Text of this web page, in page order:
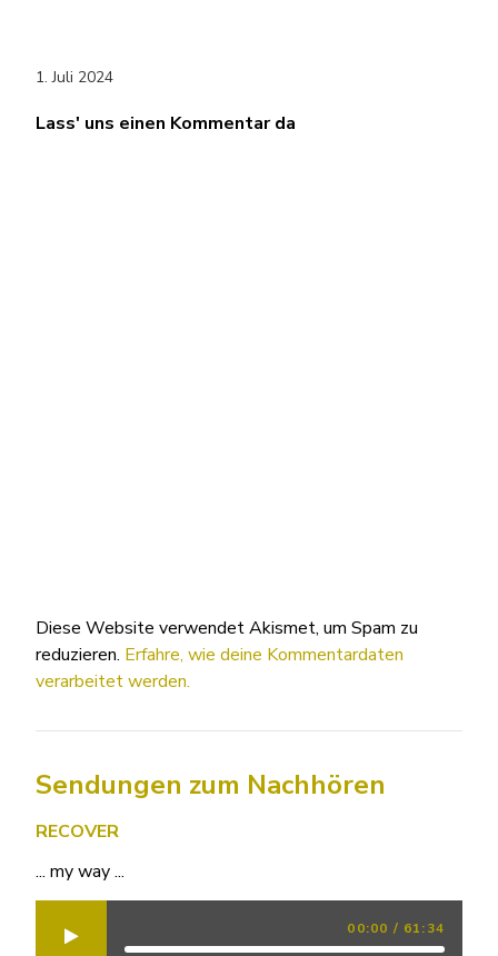
1. Juli 2024
Lass' uns einen Kommentar da
Diese Website verwendet Akismet, um Spam zu
reduzieren. Erfahre, wie deine Kommentardaten
verarbeitet werden.
Sendungen zum Nachhören
RECOVER
... my way ...
00:00 / 61:34